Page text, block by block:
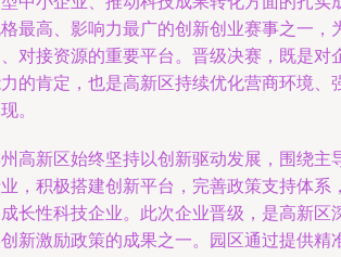
最高、影响力最广的创新创业赛事之一，
对接资源的重要平台。晋级决赛，既是对
的肯定，也是高新区持续优化营商环境、
。
高新区始终坚持以创新驱动发展，围绕主
，积极搭建创新平台，完善政策支持体系
长性科技企业。此次企业晋级，是高新区
新激励政策的成果之一。园区通过提供精